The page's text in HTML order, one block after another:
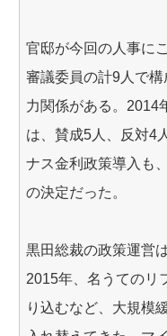
官邸が今回の人事に
審議委員の計9人で
力関係がある。2014
は、賛成5人、反対4
ナス金利政策導入も
の決定だった。
黒田総裁の政策運営
2015年、名うてのリ
り込むなど、大規模